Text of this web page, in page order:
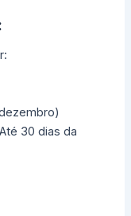
30 dias da